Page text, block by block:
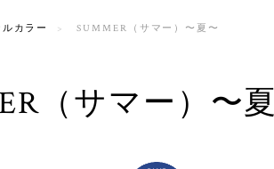
カラー SUMMER（サマー）〜夏〜
（サマー）〜